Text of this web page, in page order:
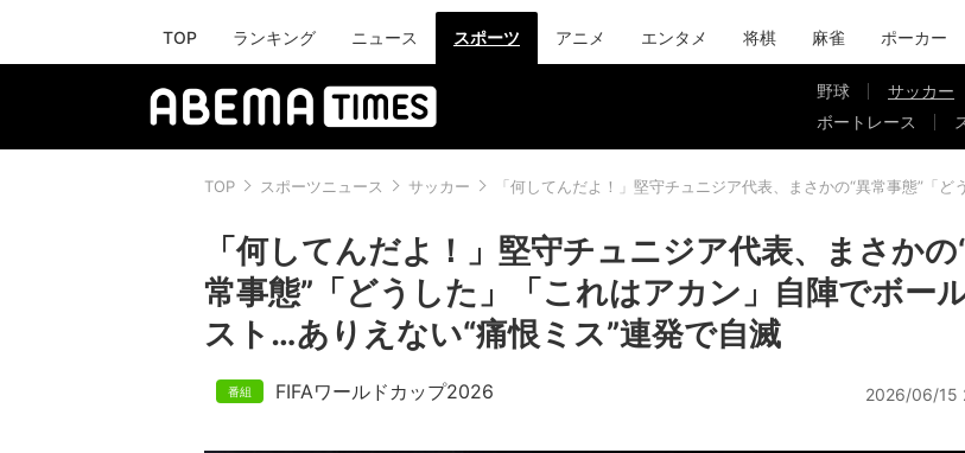
TOP ランキング ニュース スポーツ アニメ エンタメ 将棋 麻雀 ポーカー
野球 サッカー
ボートレース
TOP スポーツニュース サッカー 「何してんだよ！」堅守チュニジア代表、まさかの“異常事態”「
「何してんだよ！」堅守チュニジア代表、まさかの
常事態”「どうした」「これはアカン」自陣でボー
スト…ありえない“痛恨ミス”連発で自滅
FIFAワールドカップ2026 2026/06/15